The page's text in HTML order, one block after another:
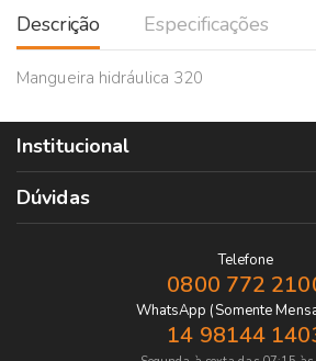
Descrição Especificações
Mangueira hidráulica 320
Institucional
Dúvidas
Telefone
0800 772
WhatsApp (Somente
14 98144